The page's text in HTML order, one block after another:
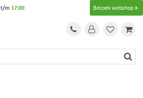
Bezoek webshop
t/m 17:00